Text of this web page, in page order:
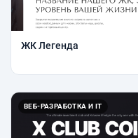
ЖК Легенда
ВЕБ-РАЗРАБОТКА И IT